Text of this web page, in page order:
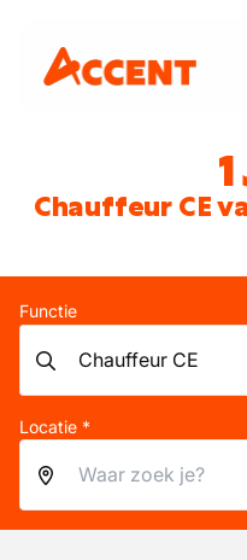
Chauffeur CE
Functie
Locatie *